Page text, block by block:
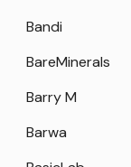
Bandi
BareMinerals
Barry M
Barwa